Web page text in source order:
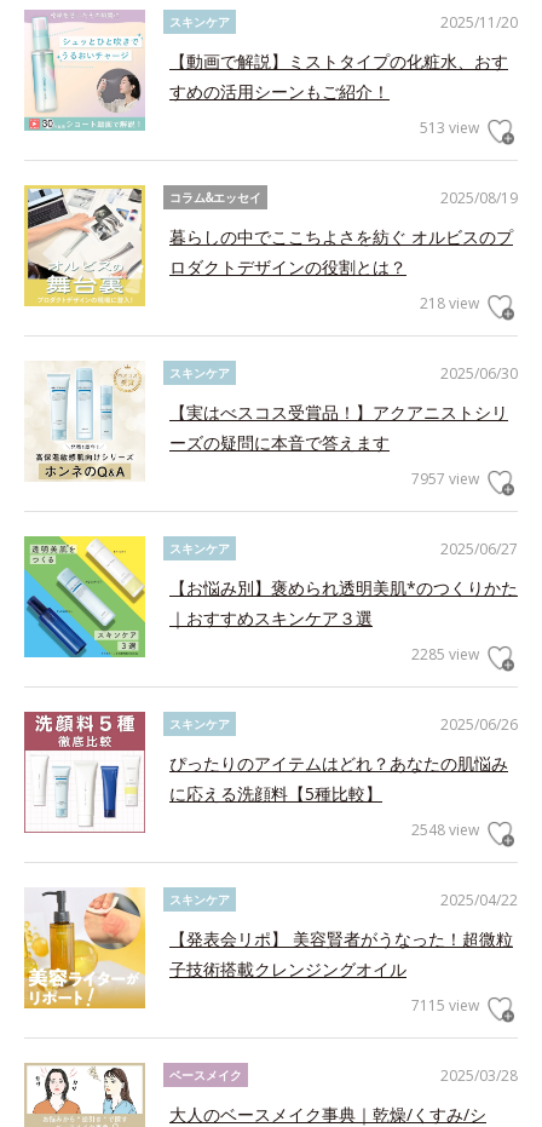
2025/11/20
スキンケア
【動画で解説】ミストタイプの化粧水、おす
すめの活用シーンもご紹介！
513 view
2025/08/19
コラム&エッセイ
暮らしの中でここちよさを紡ぐ オルビスのプ
ロダクトデザインの役割とは？
218 view
2025/06/30
スキンケア
【実はべスコス受賞品！】アクアニストシリ
ーズの疑問に本音で答えます
7957 view
2025/06/27
スキンケア
【お悩み別】褒められ透明美肌*のつくりかた
｜おすすめスキンケア３選
2285 view
2025/06/26
スキンケア
ぴったりのアイテムはどれ？あなたの肌悩み
に応える洗顔料【5種比較】
2548 view
2025/04/22
スキンケア
【発表会リポ】 美容賢者がうなった！超微粒
子技術搭載クレンジングオイル
7115 view
2025/03/28
ベースメイク
大人のベースメイク事典｜乾燥/くすみ/シ